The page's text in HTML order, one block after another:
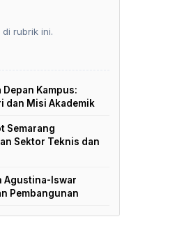
rubrik ini.
Kampus:
dan Misi Akademik
Semarang
Sektor Teknis dan
Agustina-Iswar
Pembangunan